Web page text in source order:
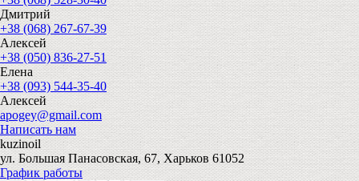
Дмитрий
+38 (068) 267-67-39
Алексей
+38 (050) 836-27-51
Елена
+38 (093) 544-35-40
Алексей
apogey@gmail.com
Написать нам
kuzinoil
ул. Большая Панасовская, 67, Харьков 61052
График работы